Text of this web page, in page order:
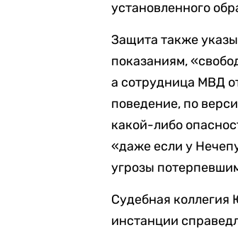
установленного
Защита также
показаниям,
а сотрудница МВД
поведение, по
какой-либо
«даже если у
угрозы
Судебная коллегия
инстанции